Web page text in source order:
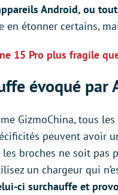
Android, ou
en étonner certains,
15 Pro plus fragile
évoqué par
GizmoChina, tous
peuvent avoir
les broches ne soit
un chargeur qui
ci surchauffe et